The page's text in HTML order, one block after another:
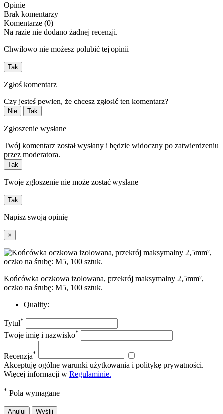
Opinie
Brak komentarzy
Komentarze (0)
Na razie nie dodano żadnej recenzji.
Chwilowo nie możesz polubić tej opinii
Tak
Zgłoś komentarz
Czy jesteś pewien, że chcesz zgłosić ten komentarz?
Nie Tak
Zgłoszenie wysłane
Twój komentarz został wysłany i będzie widoczny po zatwierdzeniu
przez moderatora.
Tak
Twoje zgłoszenie nie może zostać wysłane
Tak
Napisz swoją opinię
×
Końcówka oczkowa izolowana, przekrój maksymalny 2,5mm²,
oczko na śrubę: M5, 100 sztuk.
Quality:
Tytuł*
Twoje imię i nazwisko*
Recenzja*
Akceptuję ogólne warunki użytkowania i politykę prywatności.
Więcej informacji w Regulaminie.
* Pola wymagane
Anuluj Wyślij